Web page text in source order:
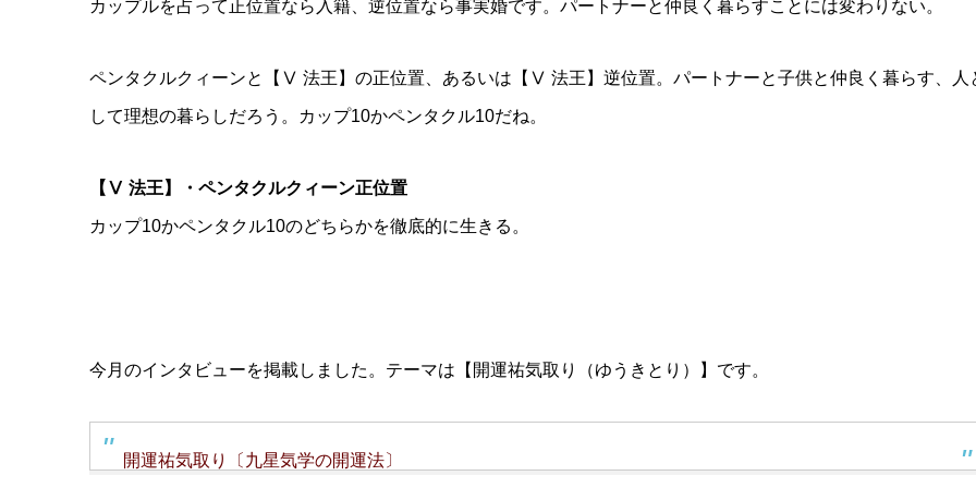
カップルを占って正位置なら入籍、逆位置なら事実婚です。パートナーと仲良く暮らすことには変わりない。
ペンタクルクィーンと【Ⅴ 法王】の正位置、あるいは【Ⅴ 法王】逆位置。パートナーと子供と仲良く暮らす、人
して理想の暮らしだろう。カップ10かペンタクル10だね。
【Ⅴ 法王】・ペンタクルクィーン正位置
カップ10かペンタクル10のどちらかを徹底的に生きる。
今月のインタビューを掲載しました。テーマは【開運祐気取り（ゆうきとり）】です。
開運祐気取り〔九星気学の開運法〕